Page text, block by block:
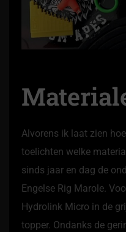
Alvorens ik laat zien
toelichten welke
sinds jaar en dag de
Engelse Rig Marole.
Hydrolink Micro in de
topper. Ondanks de